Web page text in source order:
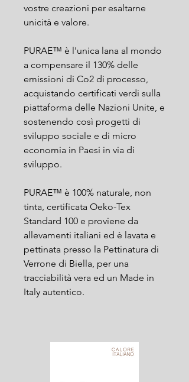
vostre creazioni per esaltarne
unicità e valore.
PURAE™ è l'unica lana al mondo
a compensare il 130% delle
emissioni di Co2 di processo,
acquistando certificati verdi sulla
piattaforma delle Nazioni Unite, e
sostenendo così progetti di
sviluppo sociale e di micro
economia in Paesi in via di
sviluppo.
PURAE™ è 100% naturale, non
tinta, certificata Oeko-Tex
Standard 100 e proviene da
allevamenti italiani ed è lavata e
pettinata presso la Pettinatura di
Verrone di Biella, per una
tracciabilità vera ed un Made in
Italy autentico.